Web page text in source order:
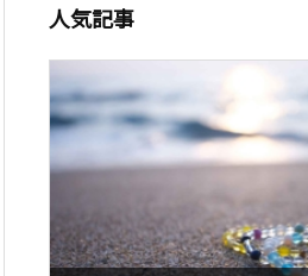
人気記事